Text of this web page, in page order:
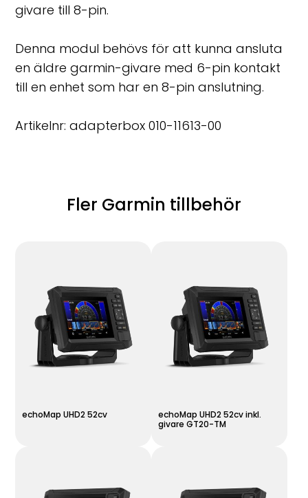
givare till 8-pin.
Denna modul behövs för att kunna ansluta
en äldre garmin-givare med 6-pin kontakt
till en enhet som har en 8-pin anslutning.
Artikelnr: adapterbox010-11613-00
Fler Garmin tillbehör
echoMap UHD2 52cv
echoMap UHD2 52cv inkl.
givare GT20-TM